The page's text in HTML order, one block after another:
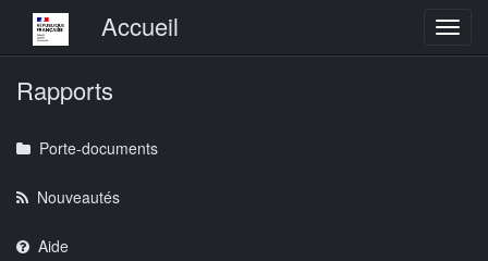
Menu principalAccueil
Rapports
Porte-documents
Nouveautés
Aide